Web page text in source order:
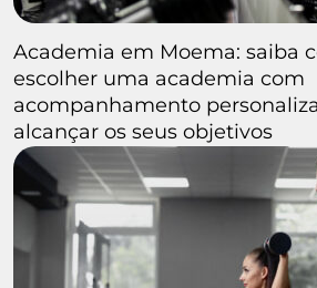
Academia em Moema: saiba
escolher uma academia com
acompanhamento
alcançar os seus objetivos